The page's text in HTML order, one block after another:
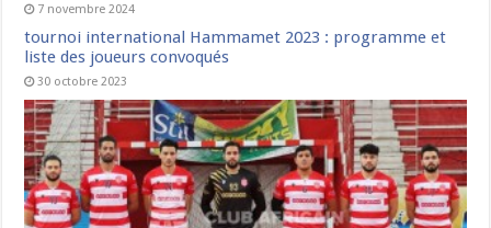
7 novembre 2024
tournoi international Hammamet 2023 : programme et
liste des joueurs convoqués
30 octobre 2023